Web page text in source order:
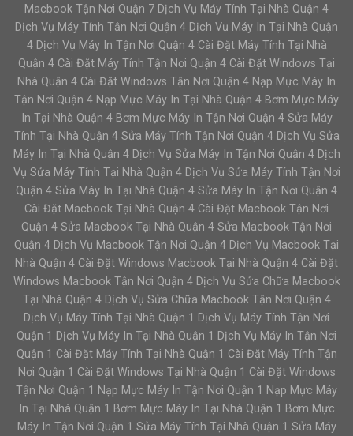
Macbook Tận Nơi Quận 7 Dịch Vụ Máy Tính Tại Nhà Quận 4
Dịch Vụ Máy Tính Tận Nơi Quận 4 Dịch Vụ Máy In Tại Nhà Quận
4 Dịch Vụ Máy In Tận Nơi Quận 4 Cài Đặt Máy Tính Tại Nhà
Quận 4 Cài Đặt Máy Tính Tận Nơi Quận 4 Cài Đặt Windows Tại
Nhà Quận 4 Cài Đặt Windows Tận Nơi Quận 4 Nạp Mực Máy In
Tận Nơi Quận 4 Nạp Mực Máy In Tại Nhà Quận 4 Bơm Mực Máy
In Tại Nhà Quận 4 Bơm Mực Máy In Tận Nơi Quận 4 Sửa Máy
Tính Tại Nhà Quận 4 Sửa Máy Tính Tận Nơi Quận 4 Dịch Vụ Sửa
Máy In Tại Nhà Quận 4 Dịch Vụ Sửa Máy In Tận Nơi Quận 4 Dịch
Vụ Sửa Máy Tính Tại Nhà Quận 4 Dịch Vụ Sửa Máy Tính Tận Nơi
Quận 4 Sửa Máy In Tại Nhà Quận 4 Sửa Máy In Tận Nơi Quận 4
Cài Đặt Macbook Tại Nhà Quận 4 Cài Đặt Macbook Tận Nơi
Quận 4 Sửa Macbook Tại Nhà Quận 4 Sửa Macbook Tận Nơi
Quận 4 Dịch Vụ Macbook Tận Nơi Quận 4 Dịch Vụ Macbook Tại
Nhà Quận 4 Cài Đặt Windows Macbook Tại Nhà Quận 4 Cài Đặt
Windows Macbook Tận Nơi Quận 4 Dịch Vụ Sửa Chữa Macbook
Tại Nhà Quận 4 Dịch Vụ Sửa Chữa Macbook Tận Nơi Quận 4
Dịch Vụ Máy Tính Tại Nhà Quận 1 Dịch Vụ Máy Tính Tận Nơi
Quận 1 Dịch Vụ Máy In Tại Nhà Quận 1 Dịch Vụ Máy In Tận Nơi
Quận 1 Cài Đặt Máy Tính Tại Nhà Quận 1 Cài Đặt Máy Tính Tận
Nơi Quận 1 Cài Đặt Windows Tại Nhà Quận 1 Cài Đặt Windows
Tận Nơi Quận 1 Nạp Mực Máy In Tận Nơi Quận 1 Nạp Mực Máy
In Tại Nhà Quận 1 Bơm Mực Máy In Tại Nhà Quận 1 Bơm Mực
Máy In Tận Nơi Quận 1 Sửa Máy Tính Tại Nhà Quận 1 Sửa Máy